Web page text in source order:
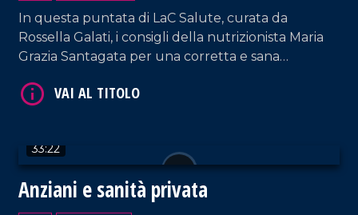
In questa puntata di LaC Salute, curata da
Rossella Galati, i consigli della nutrizionista Maria
Grazia Santagata per una corretta e sana
Francesco Garritano presenta il suo ultimo libro
33:22
Anziani e sanità privata
VAI AL TITOLO
VAI AL TITOLO